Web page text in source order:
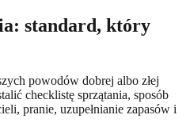
standard, który
powodów dobrej albo złej
checklistę sprzątania, sposób
pranie, uzupełnianie zapasów i